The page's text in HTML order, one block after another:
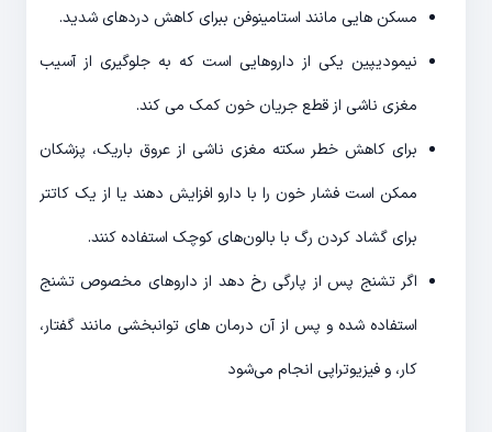
مسکن هایی مانند استامینوفن ببرای کاهش دردهای شدید.
نیمودیپین یکی از داروهایی است که به جلوگیری از آسیب
مغزی ناشی از قطع جریان خون کمک می کند.
برای کاهش خطر سکته مغزی ناشی از عروق باریک، پزشکان
ممکن است فشار خون را با دارو افزایش دهند یا از یک کاتتر
برای گشاد کردن رگ با بالون‌های کوچک استفاده کنند.
اگر تشنج پس از پارگی رخ دهد از داروهای مخصوص تشنج
استفاده شده و پس از آن درمان های توانبخشی مانند گفتار،
کار، و فیزیوتراپی انجام می‌شود